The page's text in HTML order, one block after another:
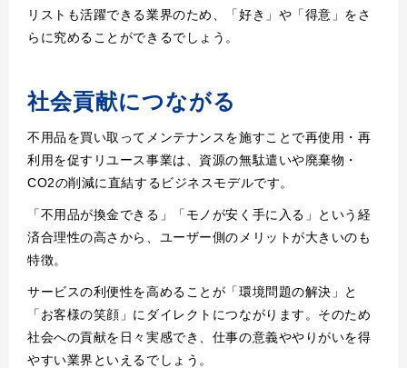
リストも活躍できる業界のため、「好き」や「得意」をさ
らに究めることができるでしょう。
社会貢献につながる
不用品を買い取ってメンテナンスを施すことで再使用・再
利用を促すリユース事業は、資源の無駄遣いや廃棄物・
CO2の削減に直結するビジネスモデルです。
「不用品が換金できる」「モノが安く手に入る」という経
済合理性の高さから、ユーザー側のメリットが大きいのも
特徴。
サービスの利便性を高めることが「環境問題の解決」と
「お客様の笑顔」にダイレクトにつながります。そのため
社会への貢献を日々実感でき、仕事の意義ややりがいを得
やすい業界といえるでしょう。